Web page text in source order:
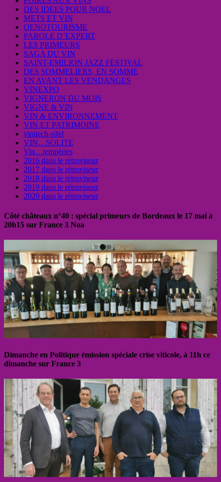
DES IDEES POUR NOEL
METS ET VIN
OENOTOURISME
PAROLE D’EXPERT
LES PRIMEURS
SAGA DU VIN
SAINT-EMILION JAZZ FESTIVAL
DES SOMMELIERS, EN SOMME
EN AVANT LES VENDANGES
VINEXPO
VIGNERON DU MOIS
VIGNE & VIN
VIN & ENVIRONNEMENT
VIN ET PATRIMOINE
vinitech-sifel
VIN…SOLITE
Vin…tempéries
2016 dans le rétroviseur
2017 dans le rétroviseur
2018 dans le rétroviseur
2019 dans le rétroviseur
2020 dans le rétroviseur
Côté châteaux n°40 : spécial primeurs de Bordeaux le 17 mai à
20h15 sur France 3 Noa
Dimanche en Politique émission spéciale crise viticole, à 11h ce
dimanche sur France 3